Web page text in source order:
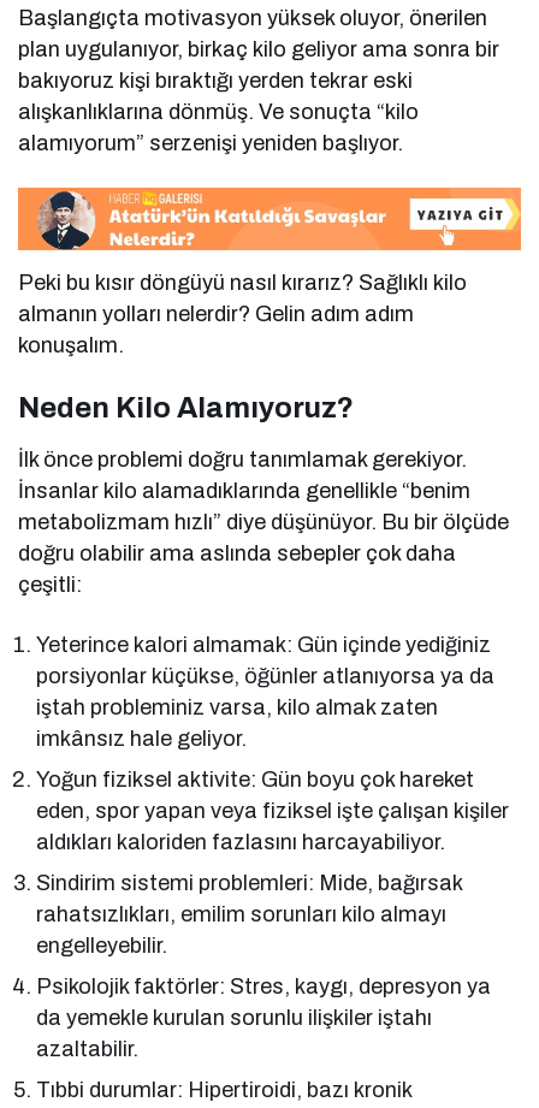
Başlangıçta motivasyon yüksek oluyor, önerilen
plan uygulanıyor, birkaç kilo geliyor ama sonra bir
bakıyoruz kişi bıraktığı yerden tekrar eski
alışkanlıklarına dönmüş. Ve sonuçta “kilo
alamıyorum” serzenişi yeniden başlıyor.
Peki bu kısır döngüyü nasıl kırarız? Sağlıklı kilo
almanın yolları nelerdir? Gelin adım adım
konuşalım.
Neden Kilo Alamıyoruz?
İlk önce problemi doğru tanımlamak gerekiyor.
İnsanlar kilo alamadıklarında genellikle “benim
metabolizmam hızlı” diye düşünüyor. Bu bir ölçüde
doğru olabilir ama aslında sebepler çok daha
çeşitli:
Yeterince kalori almamak: Gün içinde yediğiniz
porsiyonlar küçükse, öğünler atlanıyorsa ya da
iştah probleminiz varsa, kilo almak zaten
imkânsız hale geliyor.
Yoğun fiziksel aktivite: Gün boyu çok hareket
eden, spor yapan veya fiziksel işte çalışan kişiler
aldıkları kaloriden fazlasını harcayabiliyor.
Sindirim sistemi problemleri: Mide, bağırsak
rahatsızlıkları, emilim sorunları kilo almayı
engelleyebilir.
Psikolojik faktörler: Stres, kaygı, depresyon ya
da yemekle kurulan sorunlu ilişkiler iştahı
azaltabilir.
Tıbbi durumlar: Hipertiroidi, bazı kronik